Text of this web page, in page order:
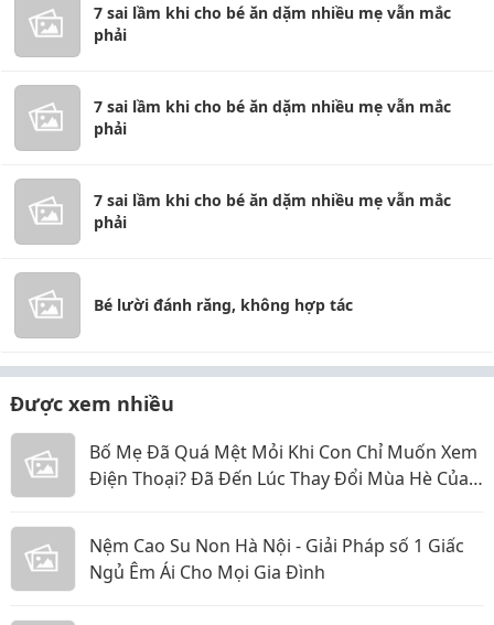
7 sai lầm khi cho bé ăn dặm nhiều mẹ vẫn mắc
phải
7 sai lầm khi cho bé ăn dặm nhiều mẹ vẫn mắc
phải
7 sai lầm khi cho bé ăn dặm nhiều mẹ vẫn mắc
phải
Bé lười đánh răng, không hợp tác
Được xem nhiều
Bố Mẹ Đã Quá Mệt Mỏi Khi Con Chỉ Muốn Xem
Điện Thoại? Đã Đến Lúc Thay Đổi Mùa Hè Của
Nệm Cao Su Non Hà Nội - Giải Pháp số 1 Giấc
Ngủ Êm Ái Cho Mọi Gia Đình